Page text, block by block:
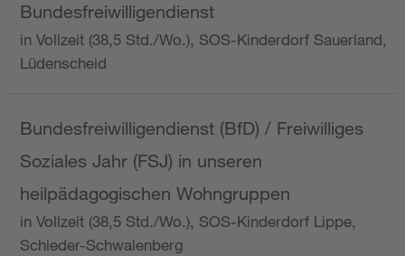
Bundesfreiwilligendienst
in Vollzeit (38,5 Std./Wo.), SOS-Kinderdorf Sauerland,
Lüdenscheid
Bundesfreiwilligendienst (BfD) / Freiwilliges
Soziales Jahr (FSJ) in unseren
heilpädagogischen Wohngruppen
in Vollzeit (38,5 Std./Wo.), SOS-Kinderdorf Lippe,
Schieder-Schwalenberg